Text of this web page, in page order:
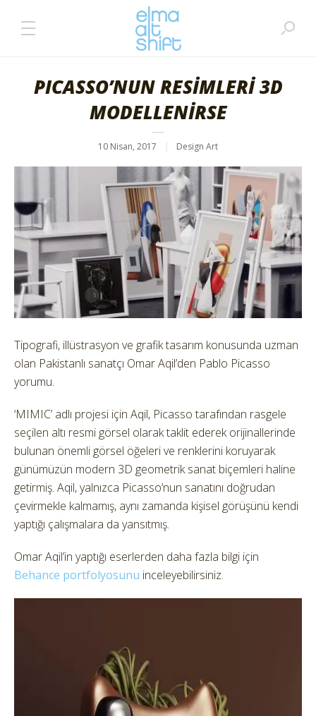
PICASSO’NUN RESİMLERİ 3D
MODELLENİRSE
10 Nisan, 2017 Design Art
Tipografi, illüstrasyon ve grafik tasarım konusunda uzman
olan Pakistanlı sanatçı Omar Aqil’den Pablo Picasso
yorumu.
‘MIMIC’ adlı projesi için Aqil, Picasso tarafından rasgele
seçilen altı resmi görsel olarak taklit ederek orijinallerinde
bulunan önemli görsel öğeleri ve renklerini koruyarak
günümüzün modern 3D geometrik sanat biçemleri haline
getirmiş. Aqil, yalnızca Picasso’nun sanatını doğrudan
çevirmekle kalmamış, aynı zamanda kişisel görüşünü kendi
yaptığı çalışmalara da yansıtmış.
Omar Aqil’in yaptığı eserlerden daha fazla bilgi için
Behance portfolyosunu inceleyebilirsiniz.